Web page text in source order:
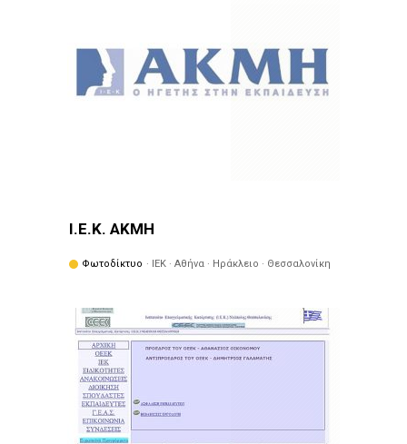
Ι.Ε.Κ. ΑΚΜΗ
Φωτοδίκτυο · ΙΕΚ · Αθήνα · Ηράκλειο · Θεσσαλονίκη